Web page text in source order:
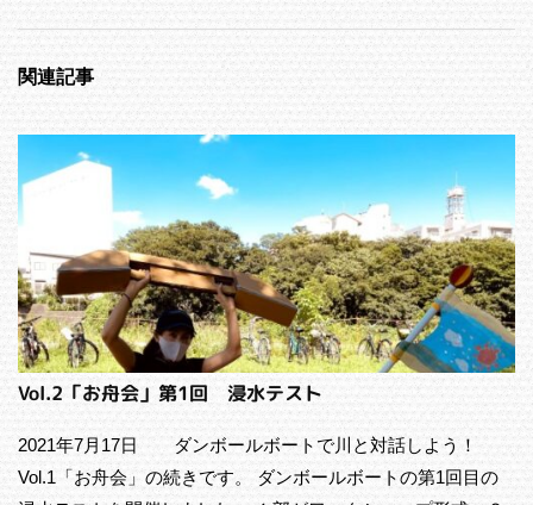
関連記事
Vol.2「お舟会」第1回 浸水テスト
2021年7月17日 ダンボールボートで川と対話しよう！
Vol.1「お舟会」の続きです。 ダンボールボートの第1回目の